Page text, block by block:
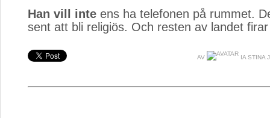
Han vill inte ens ha telefonen på rummet.
sent att bli religiös. Och resten av landet
AV IA STINA